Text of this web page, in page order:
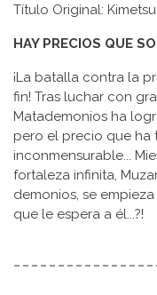
Título Original:
HAY PRECIOS QUE
¡La batalla contra la
fin! Tras luchar con
Matademonios ha
pero el precio que ha
inconmensurable...
fortaleza infinita,
demonios, se empieza
que le espera a él...?!